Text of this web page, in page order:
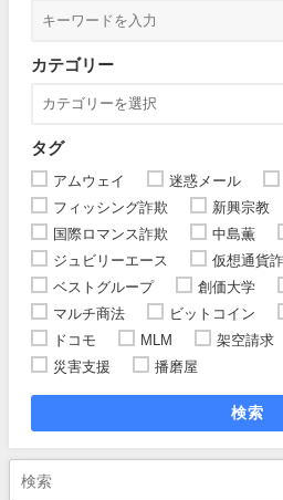
カテゴリー
タグ
アムウェイ 迷惑メール
フィッシング詐欺
新興宗教
国際ロマンス詐欺
中島薫
ジュビリーエース
仮想通貨
ベストグループ
創価大学
マルチ商法
ビットコイン
ドコモ
MLM 架空請求
災害支援
播磨屋
検索